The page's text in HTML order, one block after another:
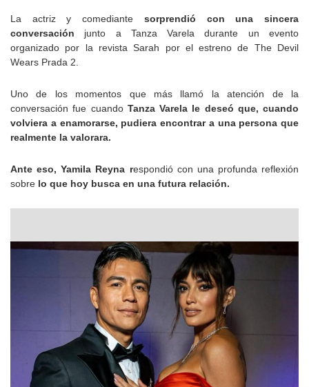
La actriz y comediante sorprendió con una sincera
conversación junto a Tanza Varela durante un evento
organizado por la revista Sarah por el estreno de The Devil
Wears Prada 2.
Uno de los momentos que más llamó la atención de la
conversación fue cuando Tanza Varela le deseó que, cuando
volviera a enamorarse, pudiera encontrar a una persona que
realmente la valorara.
Ante eso, Yamila Reyna respondió con una profunda reflexión
sobre lo que hoy busca en una futura relación.